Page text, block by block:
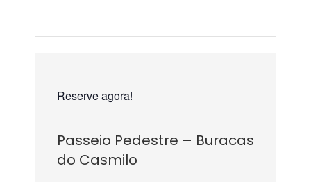
Reserve agora!
Passeio Pedestre – Buracas
do Casmilo